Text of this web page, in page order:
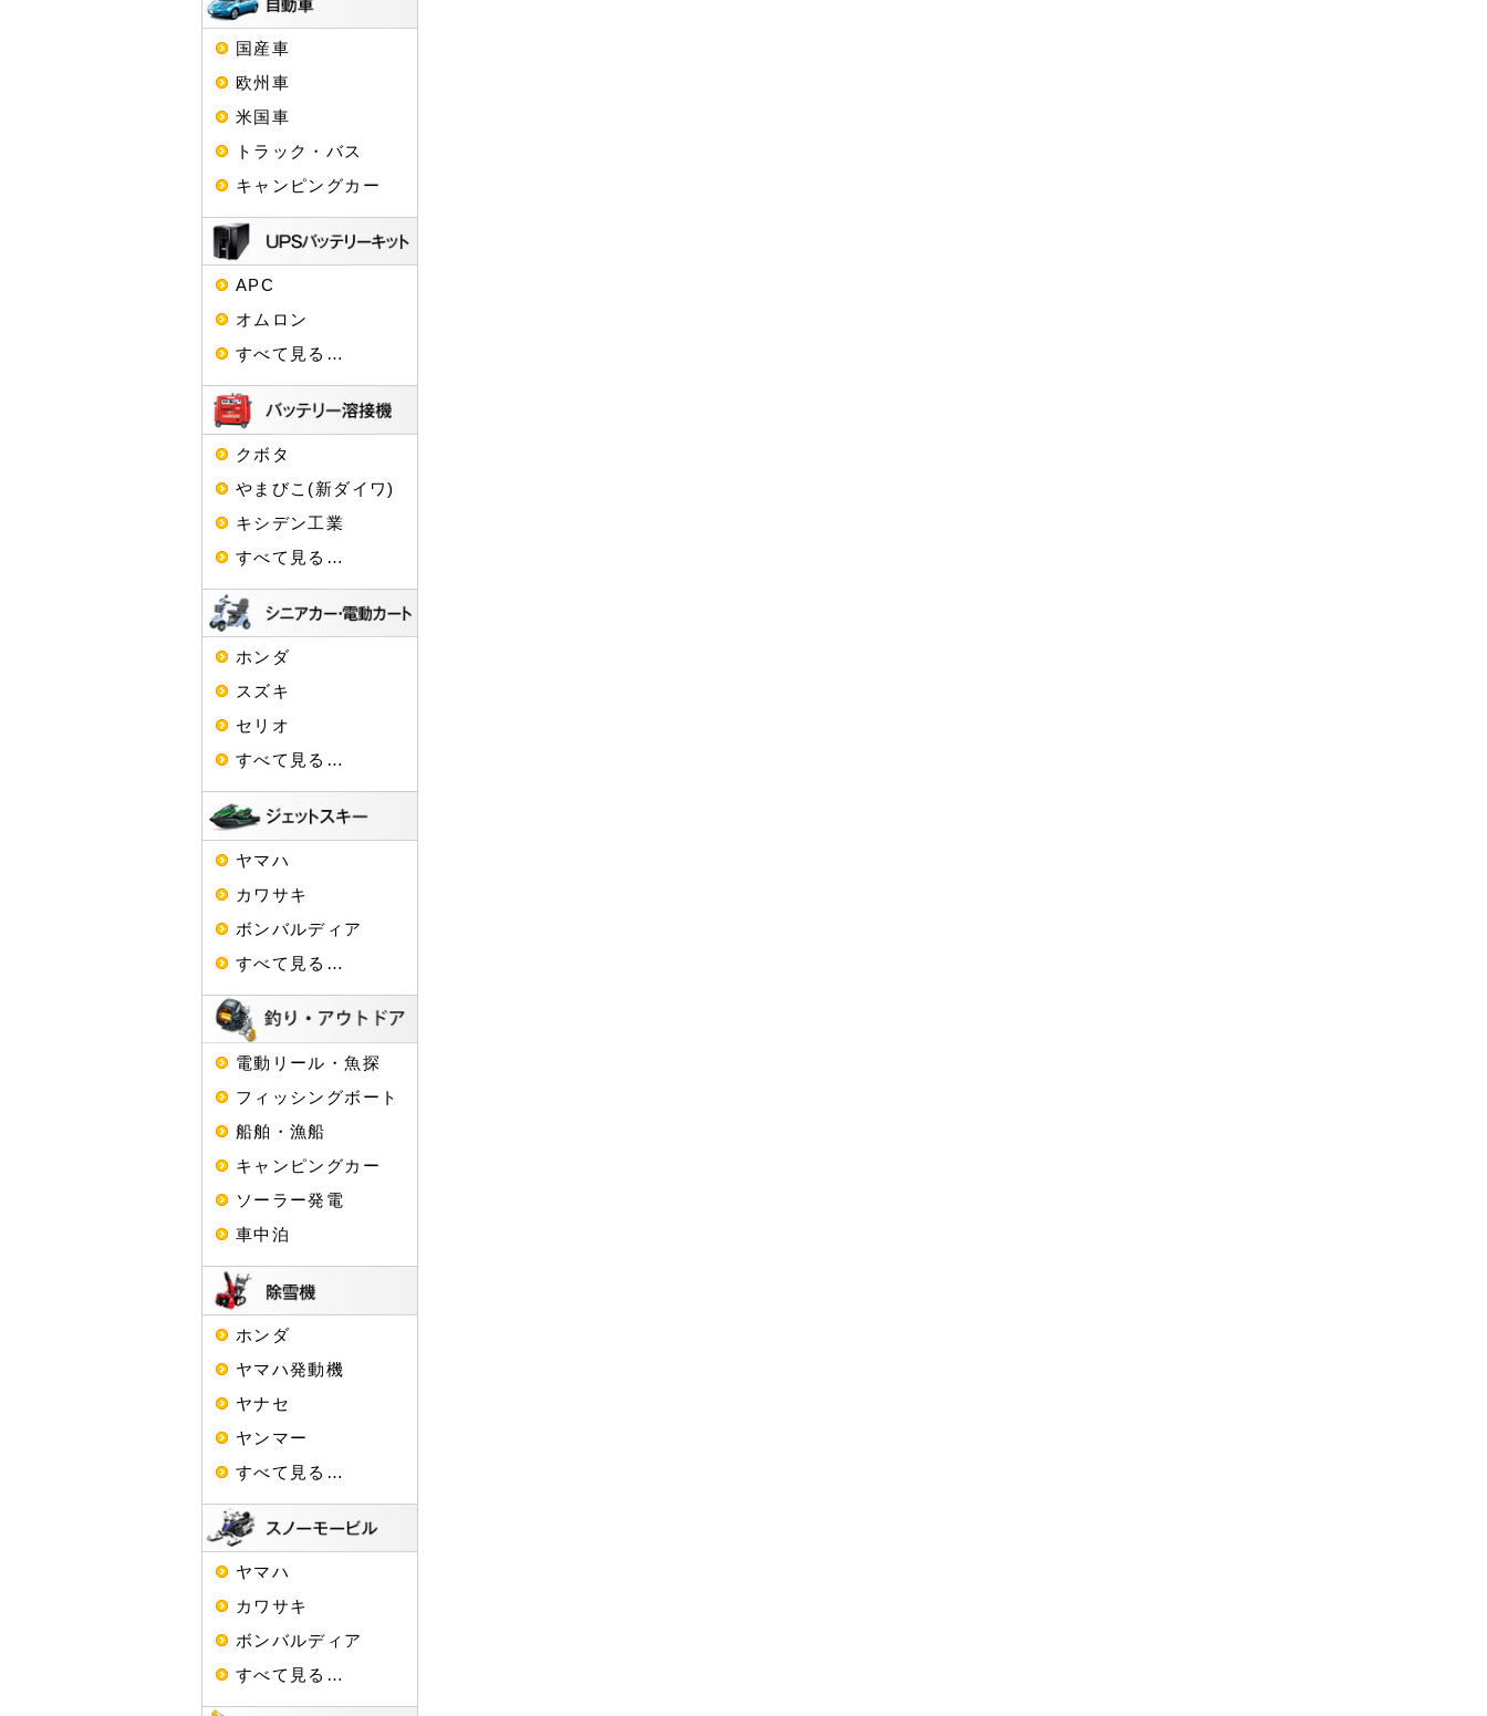
国産車
欧州車
米国車
トラック・バス
キャンピングカー
APC
オムロン
すべて見る…
クボタ
やまびこ(新ダイワ)
キシデン工業
すべて見る…
ホンダ
スズキ
セリオ
すべて見る…
ヤマハ
カワサキ
ボンバルディア
すべて見る…
電動リール・魚探
フィッシングボート
船舶・漁船
キャンピングカー
ソーラー発電
車中泊
ホンダ
ヤマハ発動機
ヤナセ
ヤンマー
すべて見る…
ヤマハ
カワサキ
ボンバルディア
すべて見る…